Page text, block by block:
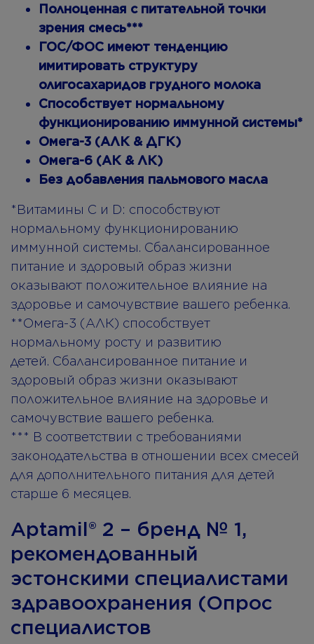
Полноценная с питательной точки
зрения смесь***
ГОС/ФОC имеют тенденцию
имитировать структуру
олигосахаридов грудного молока
Cпособствует нормальному
функционированию иммунной системы*
Омега-3 (АЛК & ДГК)
Омега-6 (AК & ЛК)
Без добавления пальмового масла
*Витамины C и D: способствуют
нормальному функционированию
иммунной системы. Сбалансированное
питание и здоровый образ жизни
оказывают положительное влияние на
здоровье и самочувствие вашего ребенка.
**Омега-3 (АЛК) способствует
нормальному росту и развитию
детей. Сбалансированное питание и
здоровый образ жизни оказывают
положительное влияние на здоровье и
самочувствие вашего ребенка.
*** В соответствии с требованиями
законодательства в отношении всех смесей
для дополнительного питания для детей
старше 6 месяцев.
Aptamil® 2 – бренд № 1,
рекомендованный
эстонскими специалистами
здравоохранения (Опрос
специалистов